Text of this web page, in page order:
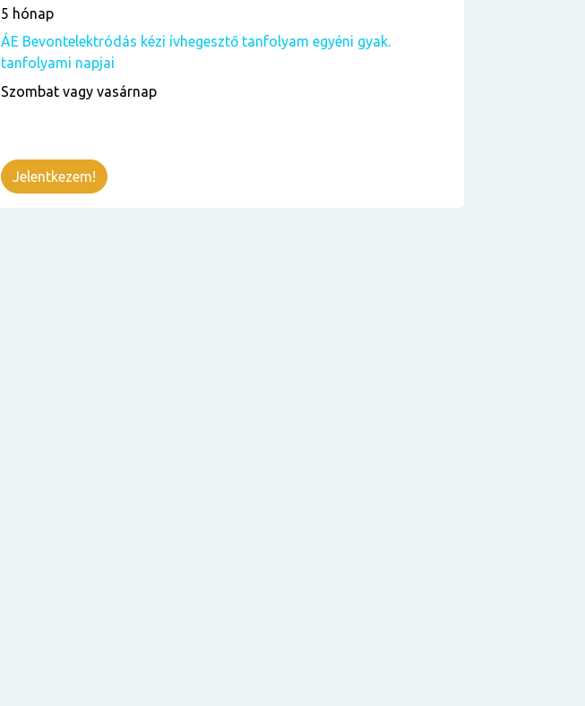
5 hónap
ÁE Bevontelektródás kézi ívhegesztő tanfolyam egyéni gyak.
tanfolyami napjai
Szombat vagy vasárnap
Jelentkezem!